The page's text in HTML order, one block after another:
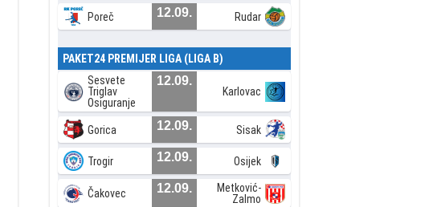
Poreč 12.09. Rudar
PAKET24 PREMIJER LIGA (LIGA B)
Sesvete
Triglav
Osiguranje
12.09.
Karlovac
Gorica 12.09. Sisak
Trogir 12.09. Osijek
Čakovec 12.09.
Metković-
Zalmo